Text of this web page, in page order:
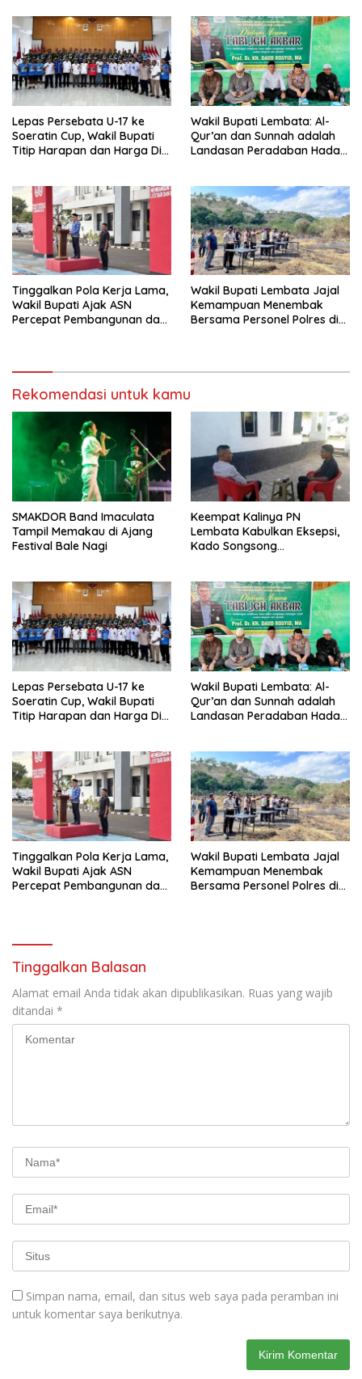
Lepas Persebata U-17 ke
Soeratin Cup, Wakil Bupati
Titip Harapan dan Harga Diri
Wakil Bupati Lembata: Al-
Qur’an dan Sunnah adalah
Landasan Peradaban Hadapi
Tinggalkan Pola Kerja Lama,
Wakil Bupati Ajak ASN
Percepat Pembangunan dan
Wakil Bupati Lembata Jajal
Kemampuan Menembak
Bersama Personel Polres di
Rekomendasi untuk kamu
SMAKDOR Band Imaculata
Tampil Memakau di Ajang
Festival Bale Nagi
Keempat Kalinya PN
Lembata Kabulkan Eksepsi,
Kado Songsong
Lepas Persebata U-17 ke
Soeratin Cup, Wakil Bupati
Titip Harapan dan Harga Diri
Wakil Bupati Lembata: Al-
Qur’an dan Sunnah adalah
Landasan Peradaban Hadapi
Tinggalkan Pola Kerja Lama,
Wakil Bupati Ajak ASN
Percepat Pembangunan dan
Wakil Bupati Lembata Jajal
Kemampuan Menembak
Bersama Personel Polres di
Tinggalkan Balasan
Alamat email Anda tidak akan dipublikasikan. Ruas yang wajib
ditandai *
Simpan nama, email, dan situs web saya pada peramban ini
untuk komentar saya berikutnya.